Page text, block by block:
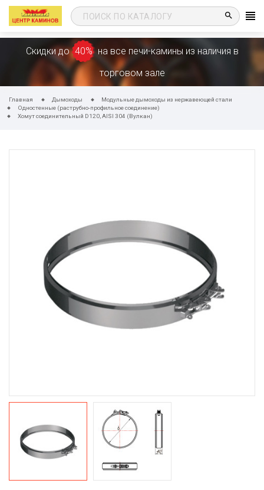
search
Скидки до 40% на все печи-камины из наличия в
торговом зале
Главная Дымоходы
Модульные дымоходы из нержавеющей стали
Одностенные (раструбно-профильное соединение)
Хомут соединительный D120, AISI 304 (Вулкан)